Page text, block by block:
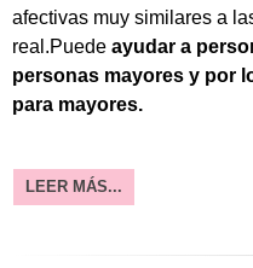
afectivas muy similares a
real.Puede ayudar a
personas mayores y por
para mayores.
LEER MÁS...